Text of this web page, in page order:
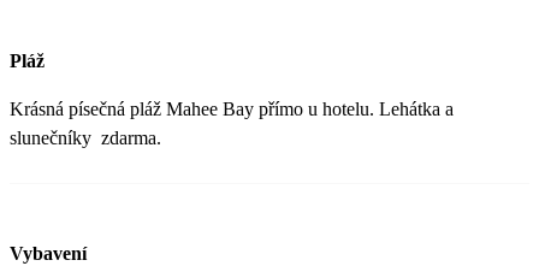
Pláž
Krásná písečná pláž Mahee Bay přímo u hotelu. Lehátka a
slunečníky zdarma.
Vybavení